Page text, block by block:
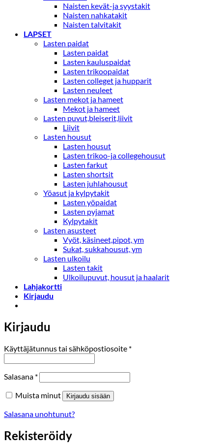
Naisten kevät-ja syystakit
Naisten nahkatakit
Naisten talvitakit
LAPSET
Lasten paidat
Lasten paidat
Lasten kauluspaidat
Lasten trikoopaidat
Lasten colleget ja hupparit
Lasten neuleet
Lasten mekot ja hameet
Mekot ja hameet
Lasten puvut,bleiserit,liivit
Liivit
Lasten housut
Lasten housut
Lasten trikoo-ja collegehousut
Lasten farkut
Lasten shortsit
Lasten juhlahousut
Yöasut ja kylpytakit
Lasten yöpaidat
Lasten pyjamat
Kylpytakit
Lasten asusteet
Vyöt, käsineet,pipot, ym
Sukat, sukkahousut, ym
Lasten ulkoilu
Lasten takit
Ulkoilupuvut, housut ja haalarit
Lahjakortti
Kirjaudu
Kirjaudu
Käyttäjätunnus tai sähköpostiosoite *Vaaditaan
Salasana *Vaaditaan
Muista minut Kirjaudu sisään
Salasana unohtunut?
Rekisteröidy